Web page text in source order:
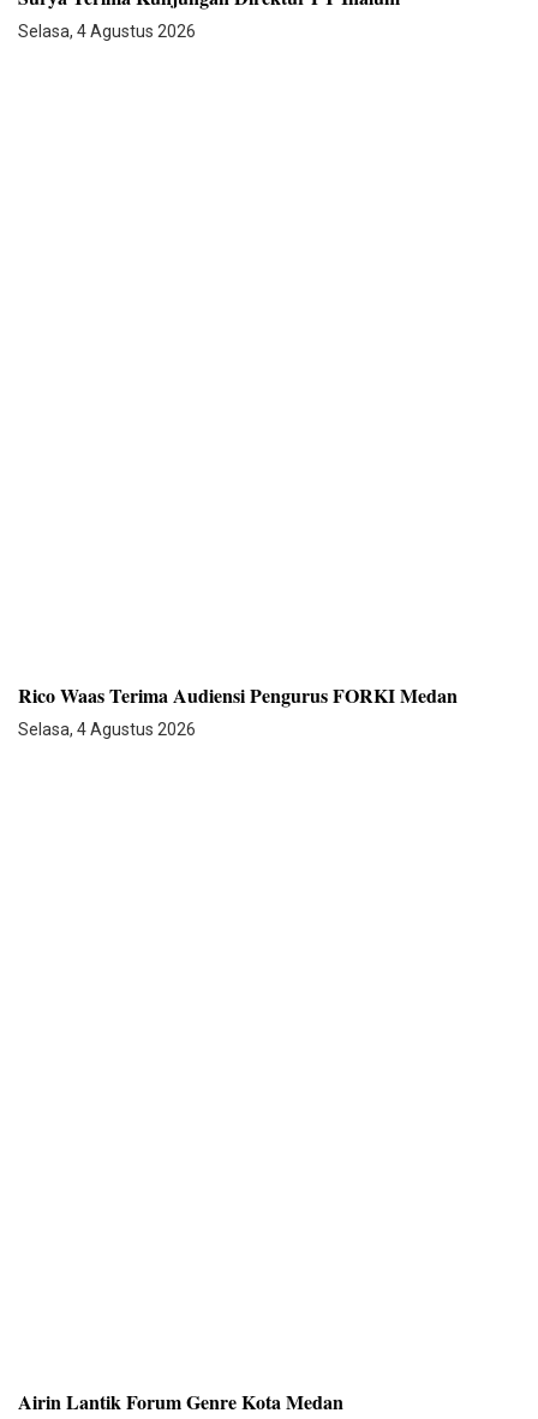
Selasa, 4 Agustus 2026
Rico Waas Terima Audiensi Pengurus FORKI Medan
Selasa, 4 Agustus 2026
Airin Lantik Forum Genre Kota Medan